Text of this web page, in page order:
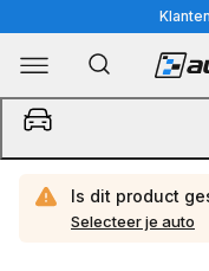
naar
content
Is dit product
Selecteer je auto